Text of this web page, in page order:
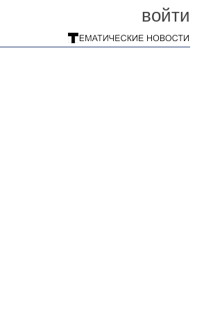
войти